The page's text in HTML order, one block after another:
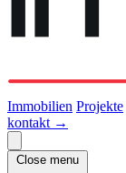
Immobilien Projekte
kontakt →
Close menu